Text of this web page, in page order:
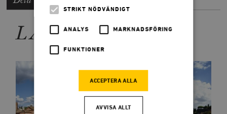
LÄS MER
STRIKT NÖDVÄNDIGT
ANALYS MARKNADSFÖRING
FUNKTIONER
ACCEPTERA ALLA
AVVISA ALLT